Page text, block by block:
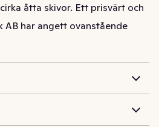
åtta skivor. Ett prisvärt och
AB har angett ovanstående